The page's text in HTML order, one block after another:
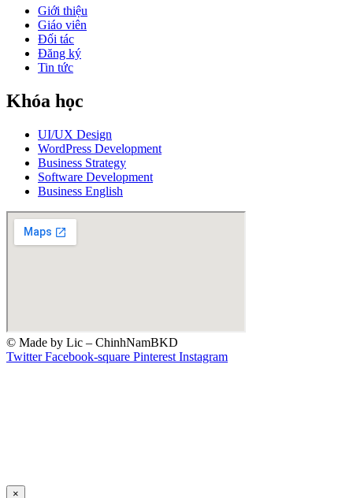
Giới thiệu
Giáo viên
Đối tác
Đăng ký
Tin tức
Khóa học
UI/UX Design
WordPress Development
Business Strategy
Software Development
Business English
© Made by Lic – ChinhNamBKD
Twitter Facebook-square Pinterest Instagram
×